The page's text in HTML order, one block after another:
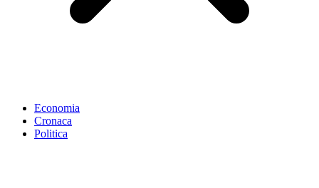
Economia
Cronaca
Politica